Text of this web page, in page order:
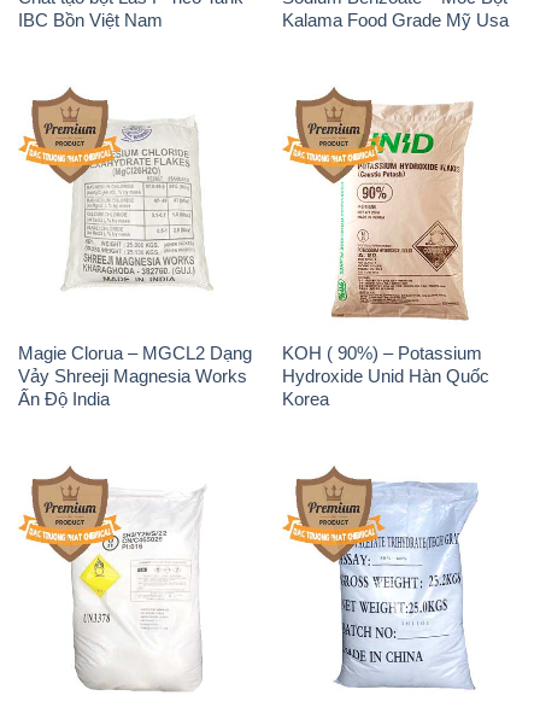
Magie Clorua – MGCL2 Dạng
Vảy Shreeji Magnesia Works
Ấn Độ India
KOH ( 90%) – Potassium
Hydroxide Unid Hàn Quốc
Sodium Percarbonate Dạng
Bột Trung Quốc China
Sodium Acetate – Natri
Acetate Trung Quốc China